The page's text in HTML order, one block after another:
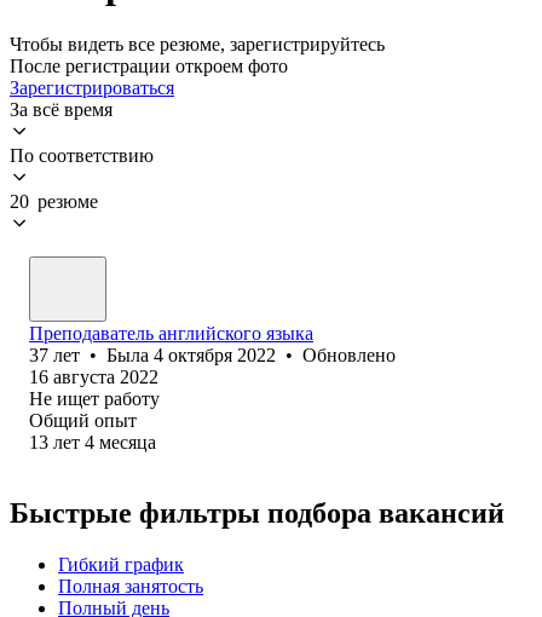
Чтобы видеть все резюме, зарегистрируйтесь
После регистрации откроем фото
Зарегистрироваться
За всё время
По соответствию
20 резюме
Преподаватель английского языка
37 лет • Была 4 октября 2022 • Обновлено
16 августа 2022
Не ищет работу
Общий опыт
13 лет 4 месяца
Быстрые фильтры подбора вакансий
Гибкий график
Полная занятость
Полный день